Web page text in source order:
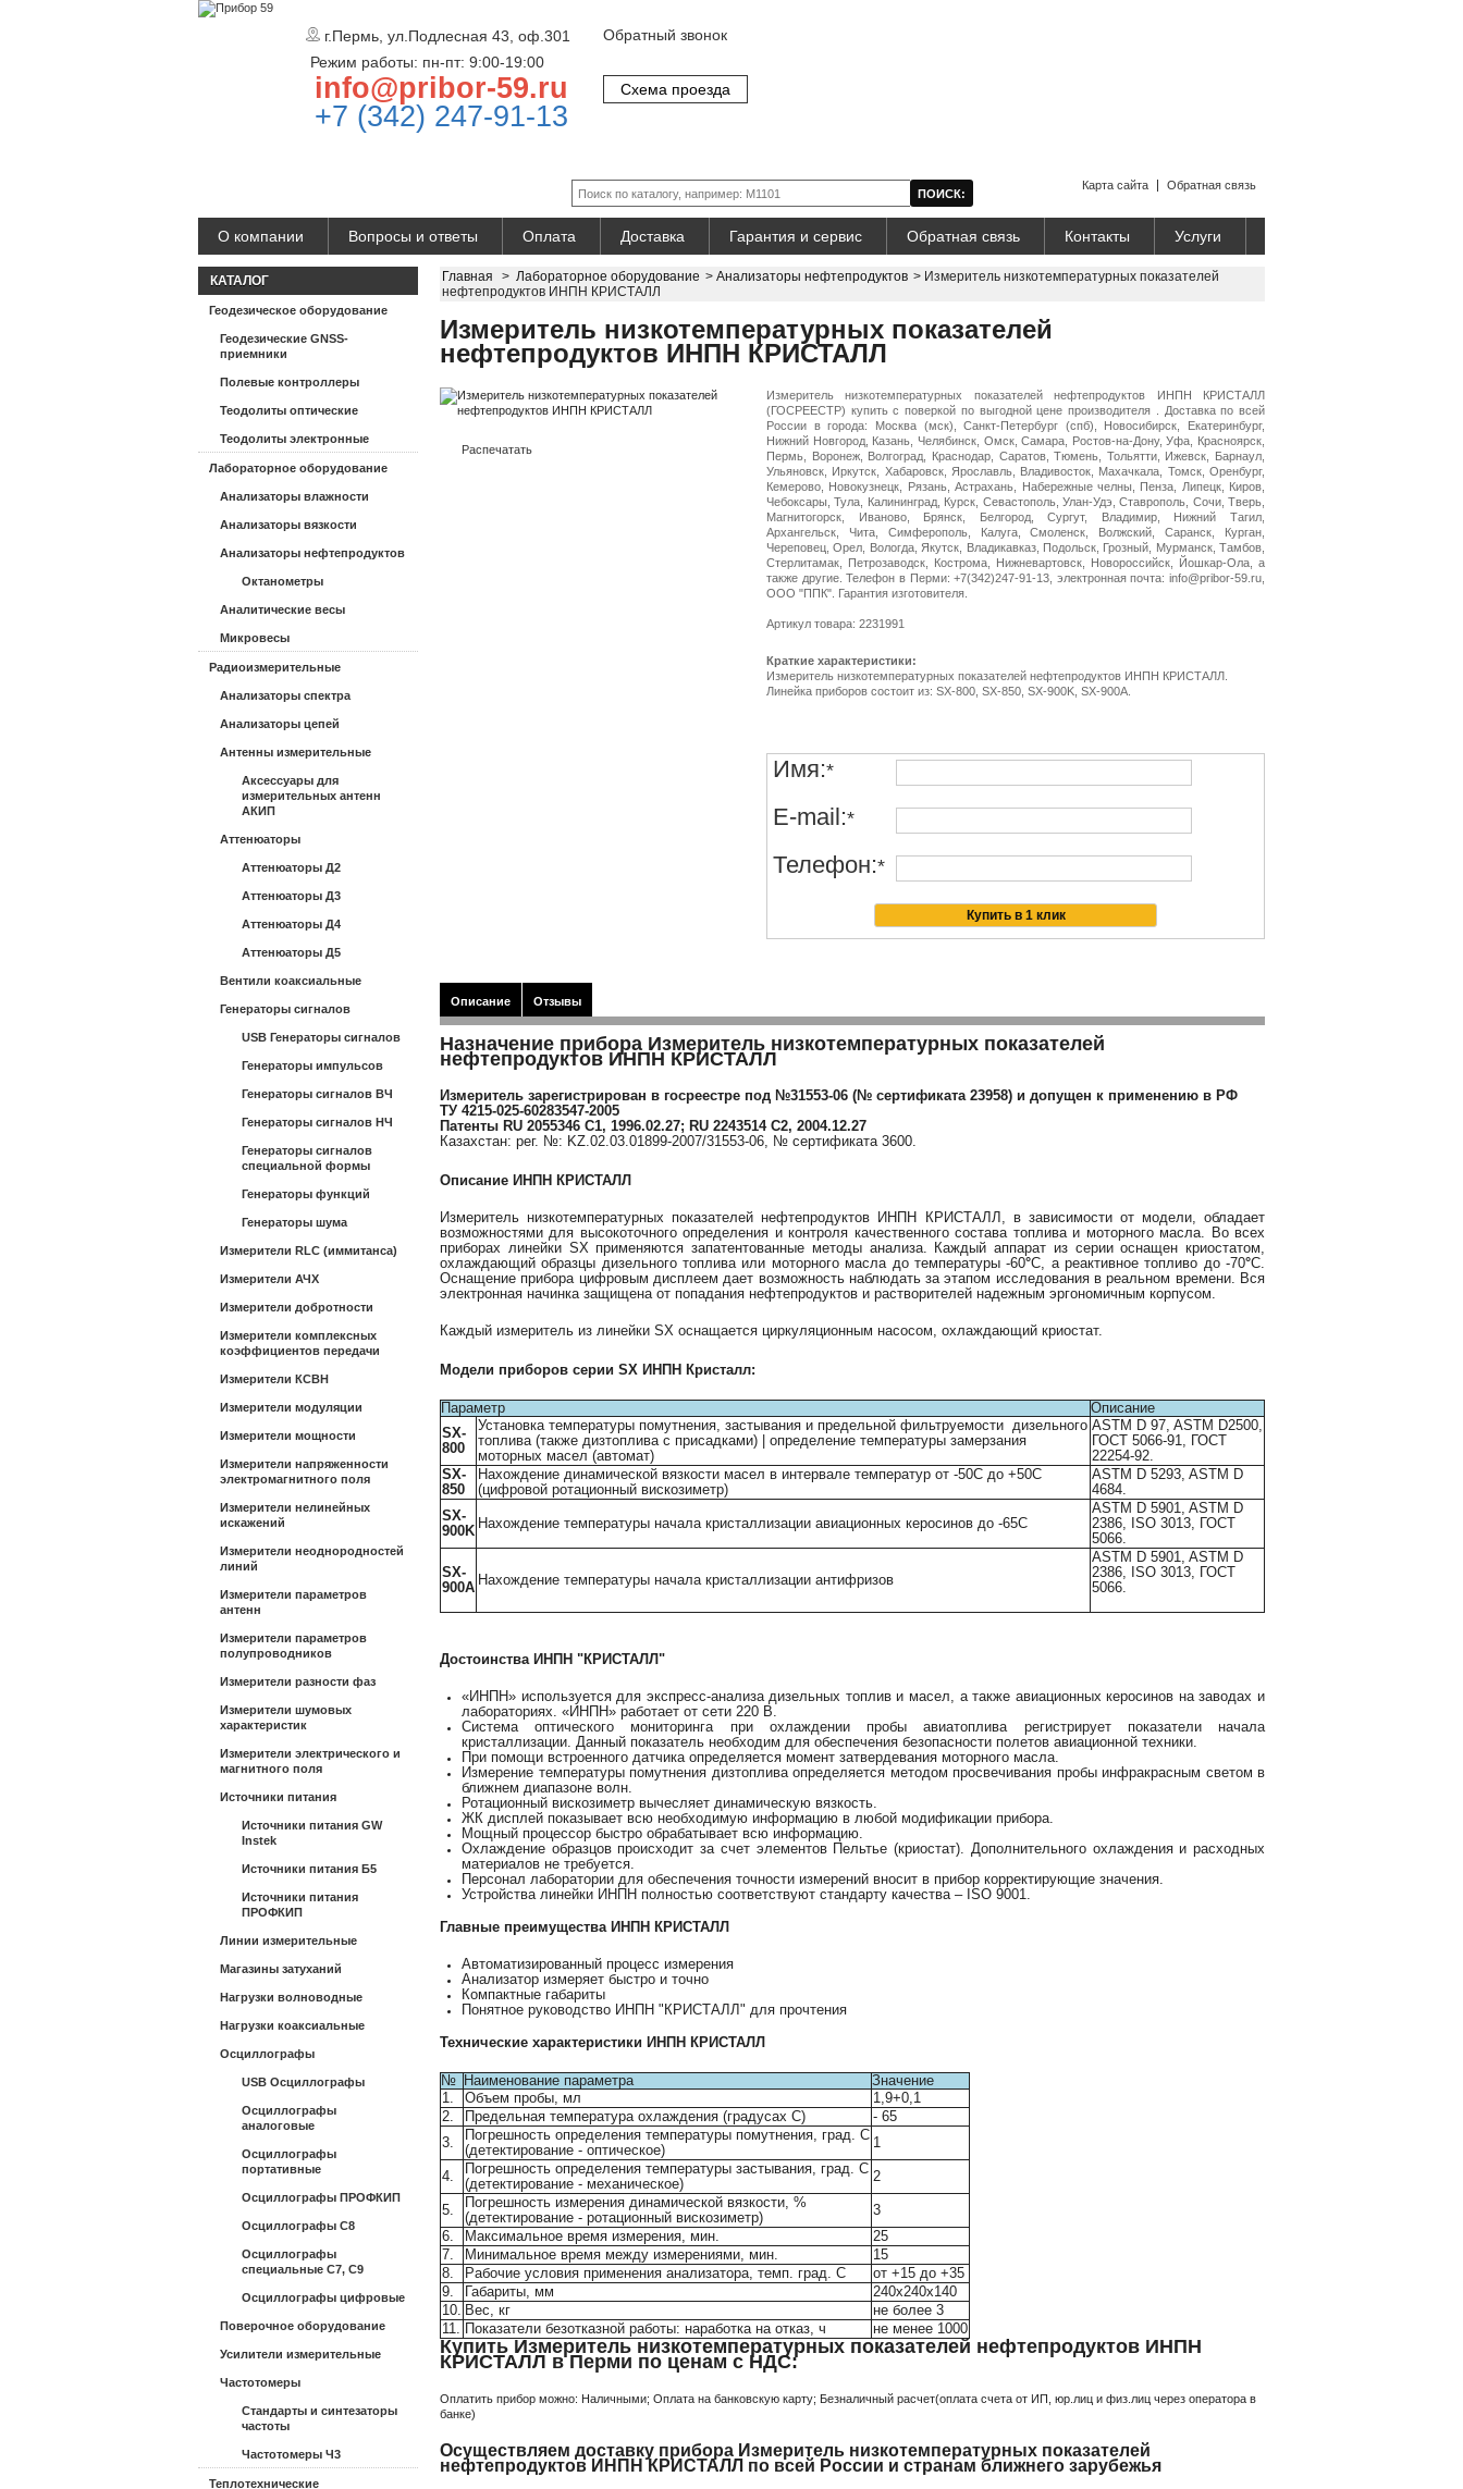
г.Пермь, ул.Подлесная 43, оф.301
Режим работы: пн-пт: 9:00-19:00
info@pribor-59.ru
+7 (342) 247-91-13
Обратный звонок
Схема проезда
Обратная связь
Карта сайта
О компании Вопросы и ответы Оплата Доставка Гарантия и сервис Обратная связь Контакты Услуги
КАТАЛОГ
Геодезическое оборудование
Геодезические GNSS-
приемники
Полевые контроллеры
Теодолиты оптические
Теодолиты электронные
Лабораторное оборудование
Анализаторы влажности
Анализаторы вязкости
Анализаторы нефтепродуктов
Октанометры
Аналитические весы
Микровесы
Радиоизмерительные
Анализаторы спектра
Анализаторы цепей
Антенны измерительные
Аксессуары для
измерительных антенн
АКИП
Аттенюаторы
Аттенюаторы Д2
Аттенюаторы Д3
Аттенюаторы Д4
Аттенюаторы Д5
Вентили коаксиальные
Генераторы сигналов
USB Генераторы сигналов
Генераторы импульсов
Генераторы сигналов ВЧ
Генераторы сигналов НЧ
Генераторы сигналов
специальной формы
Генераторы функций
Генераторы шума
Измерители RLC (иммитанса)
Измерители АЧХ
Измерители добротности
Измерители комплексных
коэффициентов передачи
Измерители КСВН
Измерители модуляции
Измерители мощности
Измерители напряженности
электромагнитного поля
Измерители нелинейных
искажений
Измерители неоднородностей
линий
Измерители параметров
антенн
Измерители параметров
полупроводников
Измерители разности фаз
Измерители шумовых
характеристик
Измерители электрического и
магнитного поля
Источники питания
Источники питания GW
Instek
Источники питания Б5
Источники питания
ПРОФКИП
Линии измерительные
Магазины затуханий
Нагрузки волноводные
Нагрузки коаксиальные
Осциллографы
USB Осциллографы
Осциллографы
аналоговые
Осциллографы
портативные
Осциллографы ПРОФКИП
Осциллографы С8
Осциллографы
специальные С7, С9
Осциллографы цифровые
Поверочное оборудование
Усилители измерительные
Частотомеры
Стандарты и синтезаторы
частоты
Частотомеры Ч3
Теплотехнические
Главная > Лабораторное оборудование > Анализаторы нефтепродуктов > Измеритель низкотемпературных показателей
нефтепродуктов ИНПН КРИСТАЛЛ
Измеритель низкотемпературных показателей
нефтепродуктов ИНПН КРИСТАЛЛ
Распечатать
Измеритель низкотемпературных показателей нефтепродуктов ИНПН КРИСТАЛЛ
(ГОСРЕЕСТР) купить с поверкой по выгодной цене производителя . Доставка по всей
России в города: Москва (мск), Санкт-Петербург (спб), Новосибирск, Екатеринбург,
Нижний Новгород, Казань, Челябинск, Омск, Самара, Ростов-на-Дону, Уфа, Красноярск,
Пермь, Воронеж, Волгоград, Краснодар, Саратов, Тюмень, Тольятти, Ижевск, Барнаул,
Ульяновск, Иркутск, Хабаровск, Ярославль, Владивосток, Махачкала, Томск, Оренбург,
Кемерово, Новокузнецк, Рязань, Астрахань, Набережные челны, Пенза, Липецк, Киров,
Чебоксары, Тула, Калининград, Курск, Севастополь, Улан-Удэ, Ставрополь, Сочи, Тверь,
Магнитогорск, Иваново, Брянск, Белгород, Сургут, Владимир, Нижний Тагил,
Архангельск, Чита, Симферополь, Калуга, Смоленск, Волжский, Саранск, Курган,
Череповец, Орел, Вологда, Якутск, Владикавказ, Подольск, Грозный, Мурманск, Тамбов,
Стерлитамак, Петрозаводск, Кострома, Нижневартовск, Новороссийск, Йошкар-Ола, а
также другие. Телефон в Перми: +7(342)247-91-13, электронная почта: info@pribor-59.ru,
ООО "ППК". Гарантия изготовителя.
Артикул товара: 2231991
Краткие характеристики:
Измеритель низкотемпературных показателей нефтепродуктов ИНПН КРИСТАЛЛ.
Линейка приборов состоит из: SX-800, SX-850, SX-900K, SX-900A.
Имя:*
E-mail:*
Телефон:*
Описание Отзывы
Назначение прибора Измеритель низкотемпературных показателей
нефтепродуктов ИНПН КРИСТАЛЛ
Измеритель зарегистрирован в госреестре под №31553-06 (№ сертификата 23958) и допущен к применению в РФ
ТУ 4215-025-60283547-2005
Патенты RU 2055346 C1, 1996.02.27; RU 2243514 C2, 2004.12.27
Казахстан: рег. №: KZ.02.03.01899-2007/31553-06, № сертификата 3600.
Описание ИНПН КРИСТАЛЛ
Измеритель низкотемпературных показателей нефтепродуктов ИНПН КРИСТАЛЛ, в зависимости от модели, обладает
возможностями для высокоточного определения и контроля качественного состава топлива и моторного масла. Во всех
приборах линейки SX применяются запатентованные методы анализа. Каждый аппарат из серии оснащен криостатом,
охлаждающий образцы дизельного топлива или моторного масла до температуры -60°C, а реактивное топливо до -70°C.
Оснащение прибора цифровым дисплеем дает возможность наблюдать за этапом исследования в реальном времени. Вся
электронная начинка защищена от попадания нефтепродуктов и растворителей надежным эргономичным корпусом.
Каждый измеритель из линейки SX оснащается циркуляционным насосом, охлаждающий криостат.
Модели приборов серии SX ИНПН Кристалл:
Параметр
Описание
SX-
800
Установка температуры помутнения, застывания и предельной фильтруемости дизельного
топлива (также дизтоплива с присадками) | определение температуры замерзания
моторных масел (автомат)
ASTM D 97, ASTM D2500,
ГОСТ 5066-91, ГОСТ
22254-92.
SX-
850
Нахождение динамической вязкости масел в интервале температур от -50С до +50С
(цифровой ротационный вискозиметр)
ASTM D 5293, ASTM D
4684.
SX-
900K Нахождение температуры начала кристаллизации авиационных керосинов до -65С
ASTM D 5901, ASTM D
2386, ISO 3013, ГОСТ
5066.
SX-
900A Нахождение температуры начала кристаллизации антифризов
ASTM D 5901, ASTM D
2386, ISO 3013, ГОСТ
5066.
Достоинства ИНПН "КРИСТАЛЛ"
«ИНПН» используется для экспресс-анализа дизельных топлив и масел, а также авиационных керосинов на заводах и
лабораториях. «ИНПН» работает от сети 220 В.
Система оптического мониторинга при охлаждении пробы авиатоплива регистрирует показатели начала
кристаллизации. Данный показатель необходим для обеспечения безопасности полетов авиационной техники.
При помощи встроенного датчика определяется момент затвердевания моторного масла.
Измерение температуры помутнения дизтоплива определяется методом просвечивания пробы инфракрасным светом в
ближнем диапазоне волн.
Ротационный вискозиметр вычесляет динамическую вязкость.
ЖК дисплей показывает всю необходимую информацию в любой модификации прибора.
Мощный процессор быстро обрабатывает всю информацию.
Охлаждение образцов происходит за счет элементов Пельтье (криостат). Дополнительного охлаждения и расходных
материалов не требуется.
Персонал лаборатории для обеспечения точности измерений вносит в прибор корректирующие значения.
Устройства линейки ИНПН полностью соответствуют стандарту качества – ISO 9001.
Главные преимущества ИНПН КРИСТАЛЛ
Автоматизированный процесс измерения
Анализатор измеряет быстро и точно
Компактные габариты
Понятное руководство ИНПН "КРИСТАЛЛ" для прочтения
Технические характеристики ИНПН КРИСТАЛЛ
№ Наименование параметра
Значение
1.
Объем пробы, мл
1,9+0,1
2.
Предельная температура охлаждения (градусах C)
- 65
3.
Погрешность определения температуры помутнения, град. С
(детектирование - оптическое)
1
4.
Погрешность определения температуры застывания, град. С
(детектирование - механическое)
2
5.
Погрешность измерения динамической вязкости, %
(детектирование - ротационный вискозиметр)
3
6.
Максимальное время измерения, мин.
25
7.
Минимальное время между измерениями, мин.
15
8.
Рабочие условия применения анализатора, темп. град. С
от +15 до +35
9.
Габариты, мм
240х240х140
10. Вес, кг
не более 3
11. Показатели безотказной работы: наработка на отказ, ч не менее 1000
Купить Измеритель низкотемпературных показателей нефтепродуктов ИНПН
КРИСТАЛЛ в Перми по ценам с НДС:
Оплатить прибор можно: Наличными; Оплата на банковскую карту; Безналичный расчет(оплата счета от ИП, юр.лиц и физ.лиц через оператора в
банке)
Осуществляем доставку прибора Измеритель низкотемпературных показателей
нефтепродуктов ИНПН КРИСТАЛЛ по всей России и странам ближнего зарубежья